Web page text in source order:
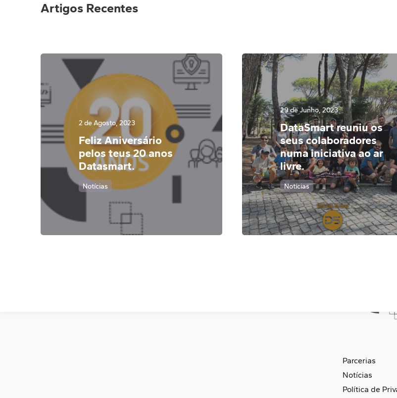
Artigos Recentes
2 de Agosto, 2023
Feliz Aniversário
pelos teus 20 anos
Datasmart.
Notícias
29 de Junho, 2023
DataSmart reuniu os
seus colaboradores
numa iniciativa ao ar
livre.
Notícias
Parcerias
Notícias
Política de